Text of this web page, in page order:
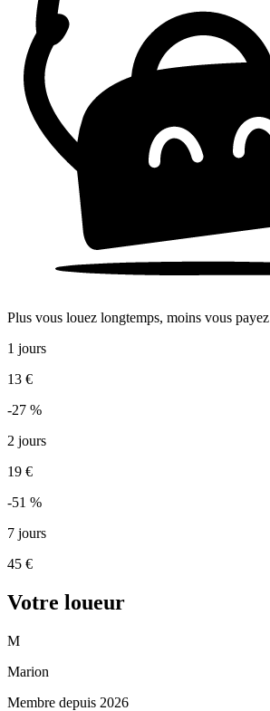
Plus vous louez longtemps, moins vous payez
1 jours
13 €
-27 %
2 jours
19 €
-51 %
7 jours
45 €
Votre loueur
M
Marion
Membre depuis 2026